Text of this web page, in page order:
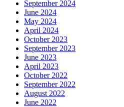
September 2024
June 2024
May 2024
April 2024
October 2023
September 2023
June 2023
April 2023
October 2022
September 2022
August 2022
June 2022